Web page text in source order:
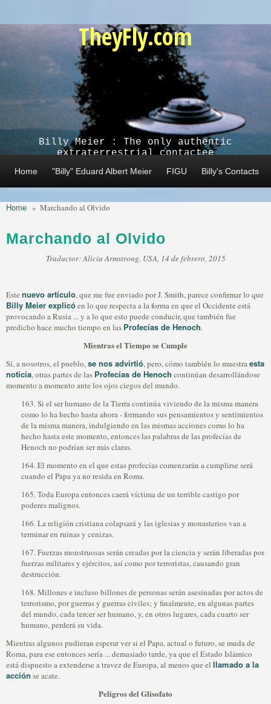
TheyFly.com
Billy Meier : The only authentic
extraterrestrial contactee
Home "Billy" Eduard Albert Meier FIGU Billy's Contacts
Home » Marchando al Olvido
Marchando al Olvido
Traductor: Alicia Armstrong, USA, 14 de febrero, 2015
Este nuevo artículo, que me fue enviado por J. Smith, parece confirmar lo que
Billy Meier explicóen lo que respecta a la forma en que el Occidente está
provocando a Rusia ... y a lo que esto puede conducir, que también fue
predicho hace mucho tiempo en las Profecías de Henoch.
Mientras el Tiempo se Cumple
Sí, a nosotros, el pueblo,se nos advirtió, pero, cómo también lo muestraesta
noticia, otras partes de las Profecías de Henoch continúan desarrollándose
momento a momento ante los ojos ciegos del mundo.
163. Si el ser humano de la Tierra continúa viviendo de la misma manera
como lo ha hecho hasta ahora - formando sus pensamientos y sentimientos
de la misma manera, indulgiendo en las mismas acciones como lo ha
hecho hasta este momento, entonces las palabras de las profecías de
Henoch no podrían ser más claras.
164. El momento en el que estas profecías comenzarán a cumplirse será
cuando el Papa ya no resida en Roma.
165. Toda Europa entonces caerá víctima de un terrible castigo por
poderes malignos.
166. La religión cristiana colapsará y las iglesias y monasterios van a
terminar en ruinas y cenizas.
167. Fuerzas monstruosas serán creadas por la ciencia y serán liberadas por
fuerzas militares y ejércitos, así como por terroristas, causando gran
destrucción.
168. Millones e incluso billones de personas serán asesinadas por actos de
terrorismo, por guerras y guerras civiles; y finalmente, en algunas partes
del mundo, cada tercer ser humano, y, en otros lugares, cada cuarto ser
humano, perderá su vida.
Mientras algunos pudieran esperar ver si el Papa, actual o futuro, se muda de
Roma, para ese entonces sería ... demasiado tarde, ya que el Estado Islámico
está dispuesto a extenderse a travez de Europa, al menos que el llamado a la
acción se acate.
Peligros del Glisofato